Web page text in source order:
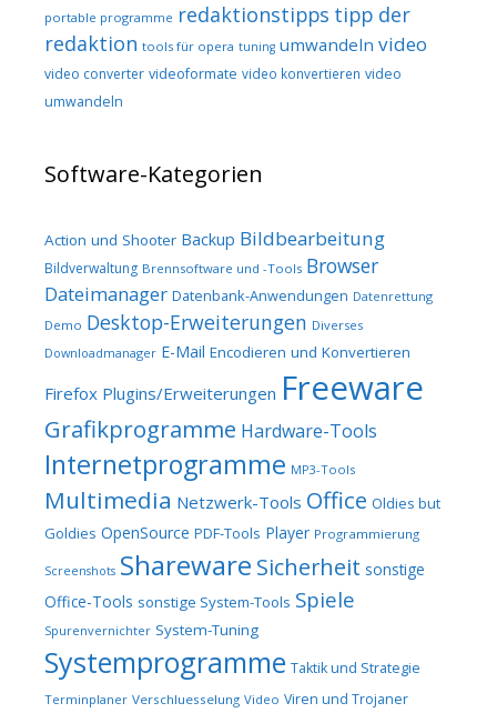
portable programme redaktionstipps tipp der
redaktion tools für opera tuning umwandeln video
video converter videoformate video konvertieren video
umwandeln
Software-Kategorien
Action und Shooter Backup Bildbearbeitung
Bildverwaltung Brennsoftware und -Tools Browser
Dateimanager Datenbank-Anwendungen Datenrettung
Demo Desktop-Erweiterungen Diverses
Downloadmanager E-Mail Encodieren und Konvertieren
Firefox Plugins/Erweiterungen Freeware
Grafikprogramme Hardware-Tools
Internetprogramme MP3-Tools
Multimedia Netzwerk-Tools Office Oldies but
Goldies OpenSource PDF-Tools Player Programmierung
Screenshots Shareware Sicherheit sonstige
Office-Tools sonstige System-Tools Spiele
Spurenvernichter System-Tuning
Systemprogramme Taktik und Strategie
Terminplaner Verschluesselung Video Viren und Trojaner